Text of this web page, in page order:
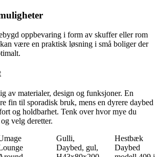
oppbevaring i form av skuffer eller rom
være en praktisk løsning i små boliger der
av materialer, design og funksjoner. En
fin til sporadisk bruk, mens en dyrere daybed
og holdbarhet. Tenk over hvor mye du
velg deretter.
Gulli,
Daybed, gul,
Hestbæk
Daybed